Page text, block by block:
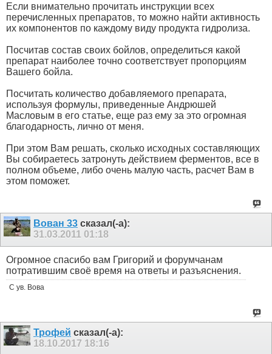
Если внимательно прочитать инструкции всех
перечисленных препаратов, то можно найти активность
их компонентов по каждому виду продукта гидролиза.
Посчитав состав своих бойлов, определиться какой
препарат наиболее точно соответствует пропорциям
Вашего бойла.
Посчитать количество добавляемого препарата,
используя формулы, приведенные Андрюшей
Масловым в его статье, еще раз ему за это огромная
благодарность, лично от меня.
При этом Вам решать, сколько исходных составляющих
Вы собираетесь затронуть действием ферментов, все в
полном объеме, либо очень малую часть, расчет Вам в
этом поможет.
Вован 33 сказал(-а):
31.03.2011 01:18
Огромное спасибо вам Григорий и форумчанам
потратившим своё время на ответы и разъяснения.
С ув. Вова
Трофей сказал(-а):
18.10.2017 18:16